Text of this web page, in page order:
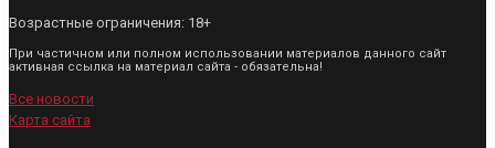
Возрастные ограничения: 18+
При частичном или полном использовании материалов данного сайт
активная ссылка на материал сайта - обязательна!
Все новости
Карта сайта